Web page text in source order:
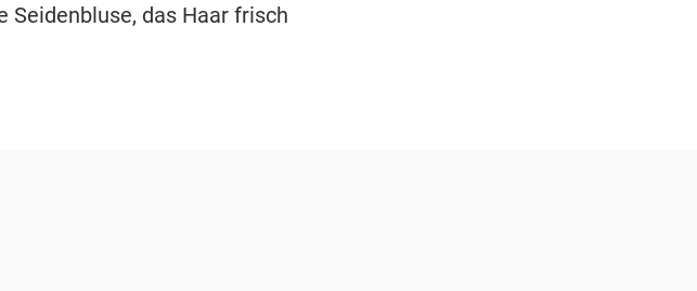
Seidenbluse, das Haar frisch